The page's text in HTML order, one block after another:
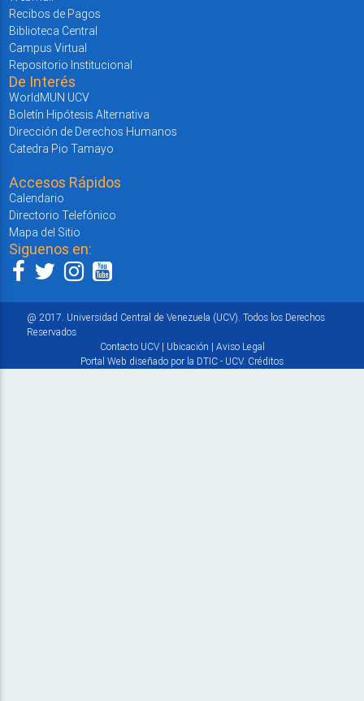
Recibos de Pagos
Biblioteca Central
Campus Virtual
Repositorio Institucional
De Interés
WorldMUN UCV
Boletín Hipótesis Alternativa
Dirección de Derechos Humanos
Catedra Pio Tamayo
Accesos Rápidos
Calendario
Directorio Telefónico
Mapa del Sitio
Siguenos en:
@ 2017. Universidad Central de Venezuela (UCV). Todos los Derechos
Reservados
Contacto UCV| Ubicación | Aviso Legal
Portal Web diseñado por la DTIC - UCV. Créditos